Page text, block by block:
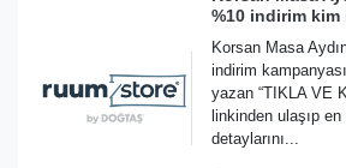
%10 indirim kim
Korsan Masa
indirim
yazan “TIKLA VE
linkinden ulaşıp en
detaylarını...